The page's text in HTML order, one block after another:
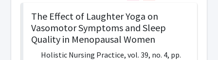
The Effect of Laughter Yoga on
Vasomotor Symptoms and Sleep
Quality in Menopausal Women
Holistic Nursing Practice, vol. 39, no. 4, pp.